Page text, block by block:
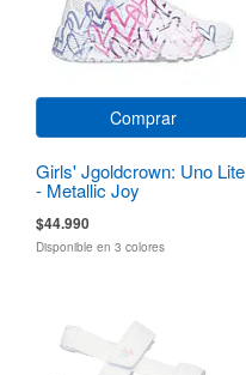
Comprar
Girls' Jgoldcrown: Uno Lite
- Metallic Joy
$44.990
Disponible en 3 colores